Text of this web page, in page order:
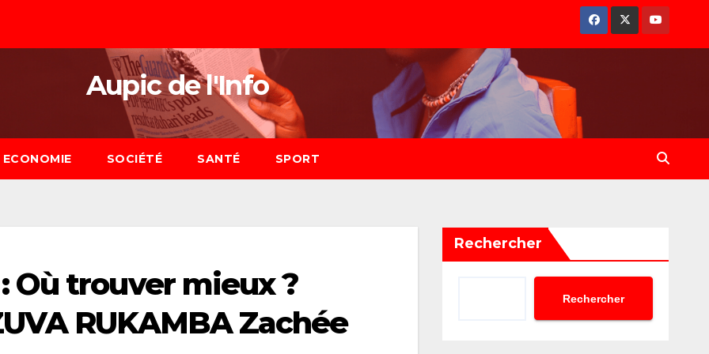
Aupic de l'Info
ECONOMIE SOCIÉTÉ SANTÉ SPORT
Où trouver mieux ?
RUKAMBA Zachée
Rechercher
Rechercher